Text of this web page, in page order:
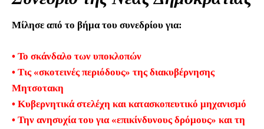
Μίλησε από το βήμα του συνεδρίου για:
• Το σκάνδαλο των υποκλοπών
• Τις «σκοτεινές περιόδους» της διακυβέρνησης
Μητσοτακη
• Κυβερνητικά στελέχη και κατασκοπευτικό μηχανισμό
• Την ανησυχία του για «επικίνδυνους δρόμους» και τη